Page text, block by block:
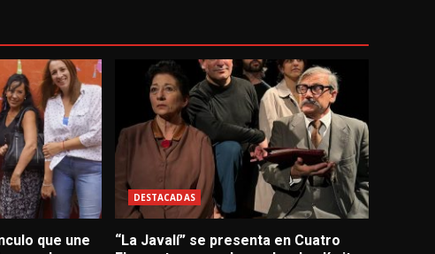
que une
DESTACADAS
“La Javalí” se presenta en Cuatro